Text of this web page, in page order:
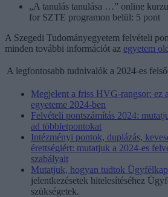
„A tanulás tanulása …” online
for SZTE programon belül: 5 pont
A Szegedi Tudományegyetem felvételi
minden további információt az egyetem
A legfontosabb tudnivalók a 2024-es
Megjelent a friss HVG-rangsor: ez
egyeteme 2024-ben
Felvételi pontszámítás 2024:
ad többletpontokat
Intézményi pontok, duplázás,
érettségiért: mutatjuk a 2024-es
szabályait
Mutatjuk, hogyan tudtok
jelentkezésetek hitelesítéséhez
szükségetek.